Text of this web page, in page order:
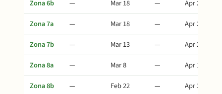
Zona 6b
— Mar 18 —
Apr 27
Zona 7a
— Mar 18 —
Apr 27
Zona 7b
— Mar 13 —
Apr 22
Zona 8a
— Mar 8 —
Apr 17
Zona 8b
— Feb 22 —
Apr 3